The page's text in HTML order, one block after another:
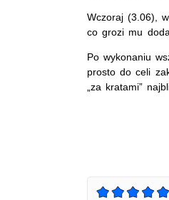
Wczoraj (3.06),
co grozi mu
Po wykonaniu
prosto do celi
„za kratami”